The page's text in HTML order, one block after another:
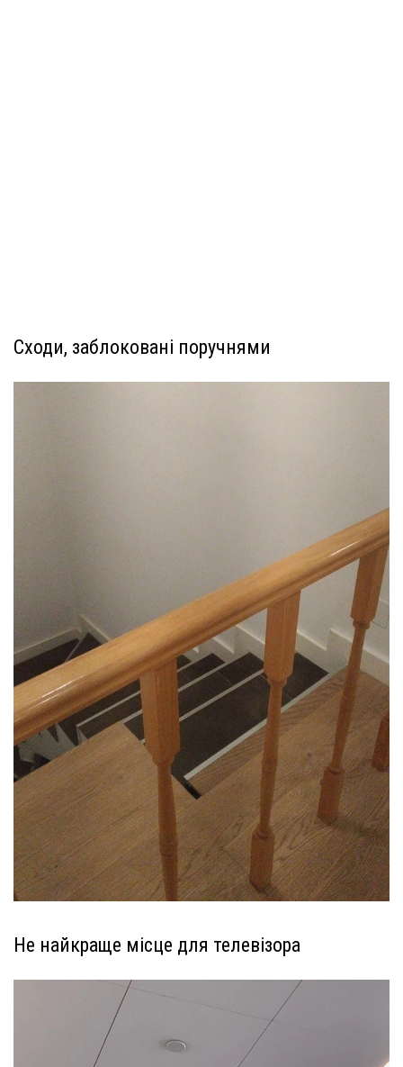
Сходи, заблоковані поручнями
Не найкраще місце для телевізора